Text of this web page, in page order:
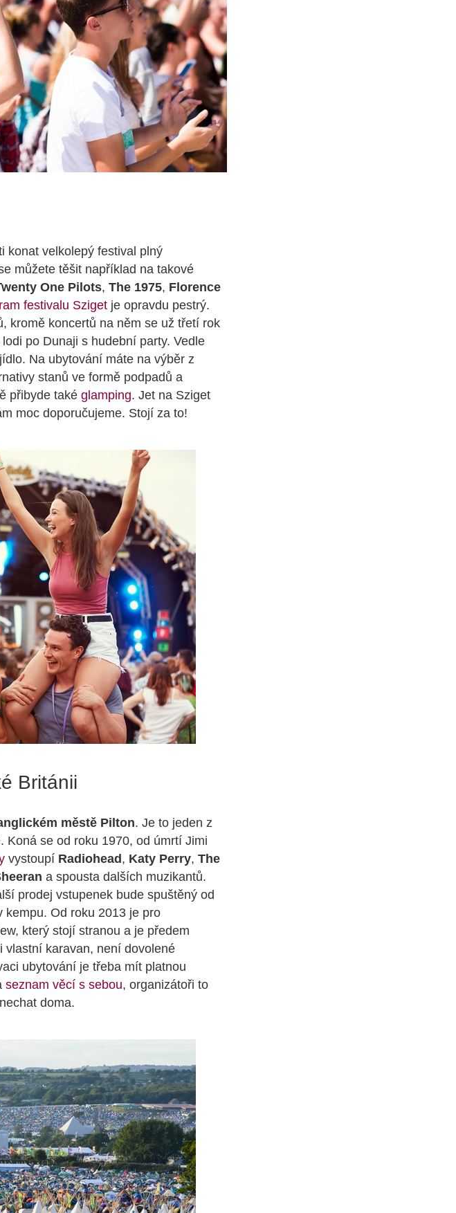
konat velkolepý festival plný
můžete těšit například na takové
One Pilots, The 1975, Florence
festivalu Sziget je opravdu pestrý.
kromě koncertů na něm se už třetí rok
po Dunaji s hudební party. Vedle
Na ubytování máte na výběr z
stanů ve formě podpadů a
přibyde také glamping. Jet na Sziget
moc doporučujeme. Stojí za to!
Británii
městě Pilton. Je to jeden z
Koná se od roku 1970, od úmrtí Jimi
vystoupí Radiohead , Katy Perry, The
a spousta dalších muzikantů.
prodej vstupenek bude spuštěný od
kempu. Od roku 2013 je pro
který stojí stranou a je předem
vlastní karavan, není dovolené
ubytování je třeba mít platnou
seznam věcí s sebou, organizátoři to
doma.